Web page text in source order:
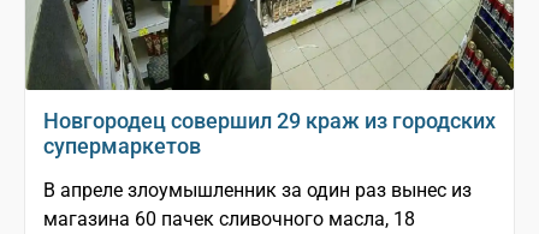
Новгородец совершил 29 краж из городских
супермаркетов
В апреле злоумышленник за один раз вынес из
магазина 60 пачек сливочного масла, 18